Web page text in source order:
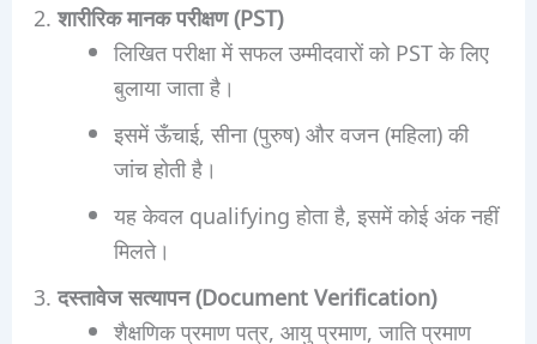
शारीरिक मानक परीक्षण (PST)
लिखित परीक्षा में सफल उम्मीदवारों को PST के लिए
बुलाया जाता है।
इसमें ऊँचाई, सीना (पुरुष) और वजन (महिला) की
जांच होती है।
यह केवल qualifying होता है, इसमें कोई अंक नहीं
मिलते।
दस्तावेज सत्यापन (Document Verification)
शैक्षणिक प्रमाण पत्र, आयु प्रमाण, जाति प्रमाण